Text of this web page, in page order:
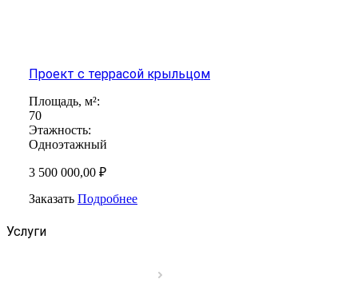
Проект с террасой крыльцом
Площадь, м²:
70
Этажность:
Одноэтажный
3 500 000,00 ₽
Заказать Подробнее
Услуги